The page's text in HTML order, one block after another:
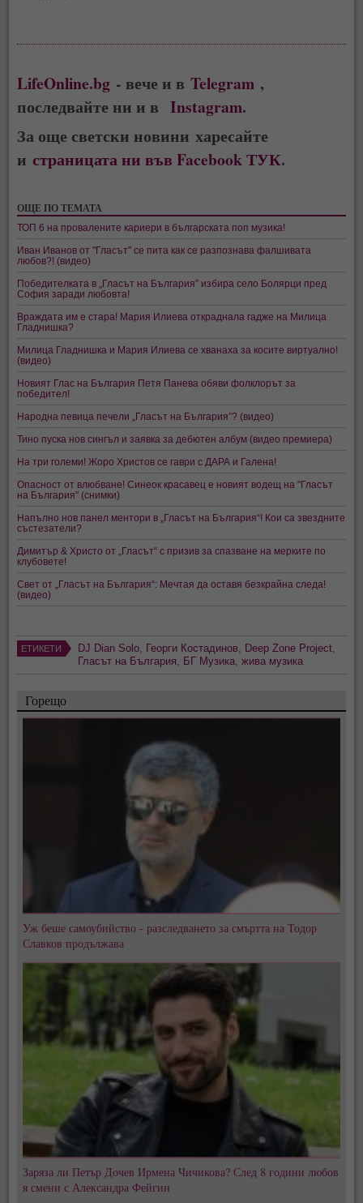
LifeOnline.bg - вече и вTelegram ,
последвайте ни и вInstagram.
За още светски новини харесайте
истраницата ни във Facebook ТУК.
ОЩЕ ПО ТЕМАТА
ТОП 6 на провалените кариери в българската поп музика!
Иван Иванов от "Гласът" се пита как се разпознава фалшивата
любов?! (видео)
Победителката в „Гласът на България” избира село Болярци пред
София заради любовта!
Враждата им е стара! Мария Илиева откраднала гадже на Милица
Гладнишка?
Милица Гладнишка и Мария Илиева се хванаха за косите виртуално!
(видео)
Новият Глас на България Петя Панева обяви фолклорът за
победител!
Народна певица печели „Гласът на България”? (видео)
Тино пуска нов сингъл и заявка за дебютен албум (видео премиера)
На три големи! Жоро Христов се гаври с ДАРА и Галена!
Опасност от влюбване! Синеок красавец е новият водещ на "Гласът
на България" (снимки)
Напълно нов панел ментори в „Гласът на България“! Кои са звездните
състезатели?
Димитър & Христо от „Гласът“ с призив за спазване на мерките по
клубовете!
Свет от „Гласът на България“: Мечтая да оставя безкрайна следа!
(видео)
ЕТИКЕТИ DJ Dian Solo Георги Костадинов Deep Zone Project
Гласът на България
БГ Музика ,жива музика
Горещо
Уж беше самоубийство - разследването за смъртта на Тодор
Славков продължава
Заряза ли Петър Дочев Ирмена Чичикова? След 8 години любов
я смени с Александра Фейгин